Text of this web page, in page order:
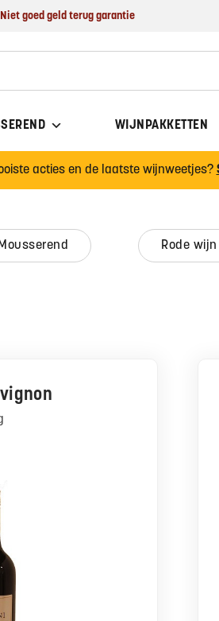
Niet goed geld terug garantie
WIJNPAKKETTEN
acties en de laatste wijnweetjes?
mousserend rode wijn